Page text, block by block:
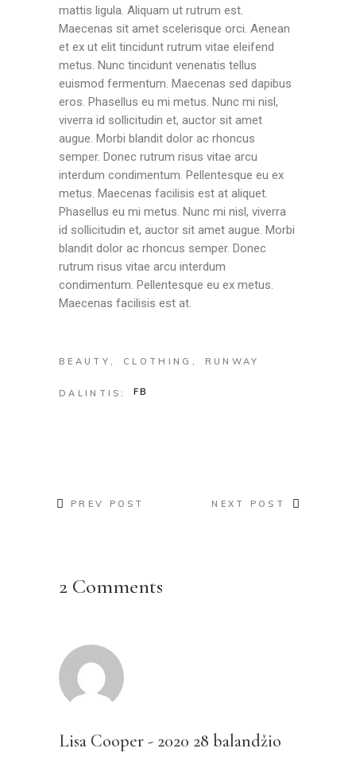
mattis ligula. Aliquam ut rutrum est.
Maecenas sit amet scelerisque orci. Aenean
et ex ut elit tincidunt rutrum vitae eleifend
metus. Nunc tincidunt venenatis tellus
euismod fermentum. Maecenas sed dapibus
eros. Phasellus eu mi metus. Nunc mi nisl,
viverra id sollicitudin et, auctor sit amet
augue. Morbi blandit dolor ac rhoncus
semper. Donec rutrum risus vitae arcu
interdum condimentum. Pellentesque eu ex
metus. Maecenas facilisis est at aliquet.
Phasellus eu mi metus. Nunc mi nisl, viverra
id sollicitudin et, auctor sit amet augue. Morbi
blandit dolor ac rhoncus semper. Donec
rutrum risus vitae arcu interdum
condimentum. Pellentesque eu ex metus.
Maecenas facilisis est at.
BEAUTY CLOTHING RUNWAY
DALINTIS: FB
PREV POST NEXT POST
2 Comments
Lisa Cooper- 2020 28 balandžio